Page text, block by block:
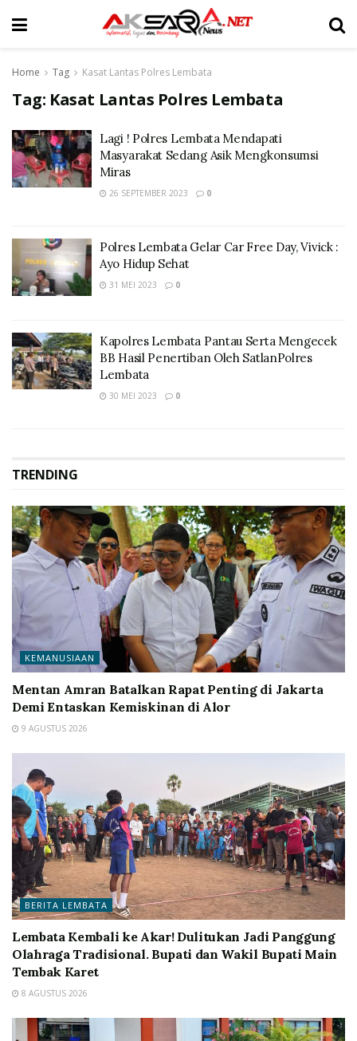
Home Tag Kasat Lantas Polres Lembata
Tag: Kasat Lantas Polres Lembata
Lagi ! Polres Lembata Mendapati
Masyarakat Sedang Asik Mengkonsumsi
Miras
26 SEPTEMBER 2023 0
Polres Lembata Gelar Car Free Day, Vivick :
Ayo Hidup Sehat
31 MEI 2023 0
Kapolres Lembata Pantau Serta Mengecek
BB Hasil Penertiban Oleh SatlanPolres
Lembata
30 MEI 2023 0
TRENDING
KEMANUSIAAN
Mentan Amran Batalkan Rapat Penting di Jakarta
Demi Entaskan Kemiskinan di Alor
9 AGUSTUS 2026
BERITA LEMBATA
Lembata Kembali ke Akar! Dulitukan Jadi Panggung
Olahraga Tradisional. Bupati dan Wakil Bupati Main
Tembak Karet
8 AGUSTUS 2026